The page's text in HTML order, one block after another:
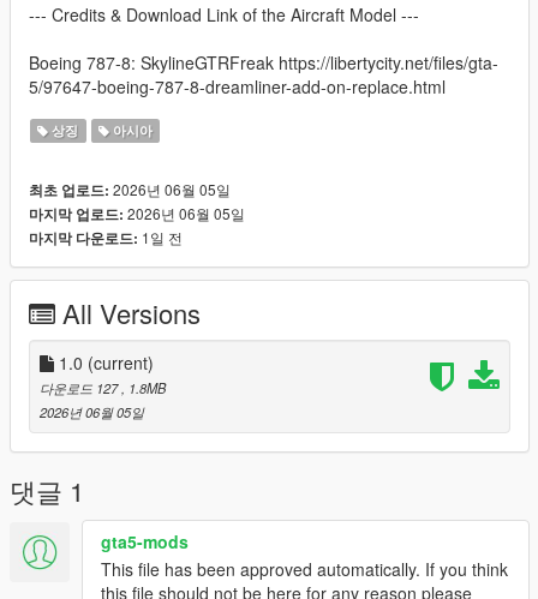
--- Credits & Download Link of the Aircraft Model ---
Boeing 787-8: SkylineGTRFreak https://libertycity.net/files/gta-
5/97647-boeing-787-8-dreamliner-add-on-replace.html
상징 아시아
최초 업로드: 2026년 06월 05일
마지막 업로드: 2026년 06월 05일
마지막 다운로드: 1일 전
All Versions
1.0 (current)
다운로드 127
, 1.8MB
2026년 06월 05일
댓글 1
gta5-mods
This file has been approved automatically. If you think
this file should not be here for any reason please